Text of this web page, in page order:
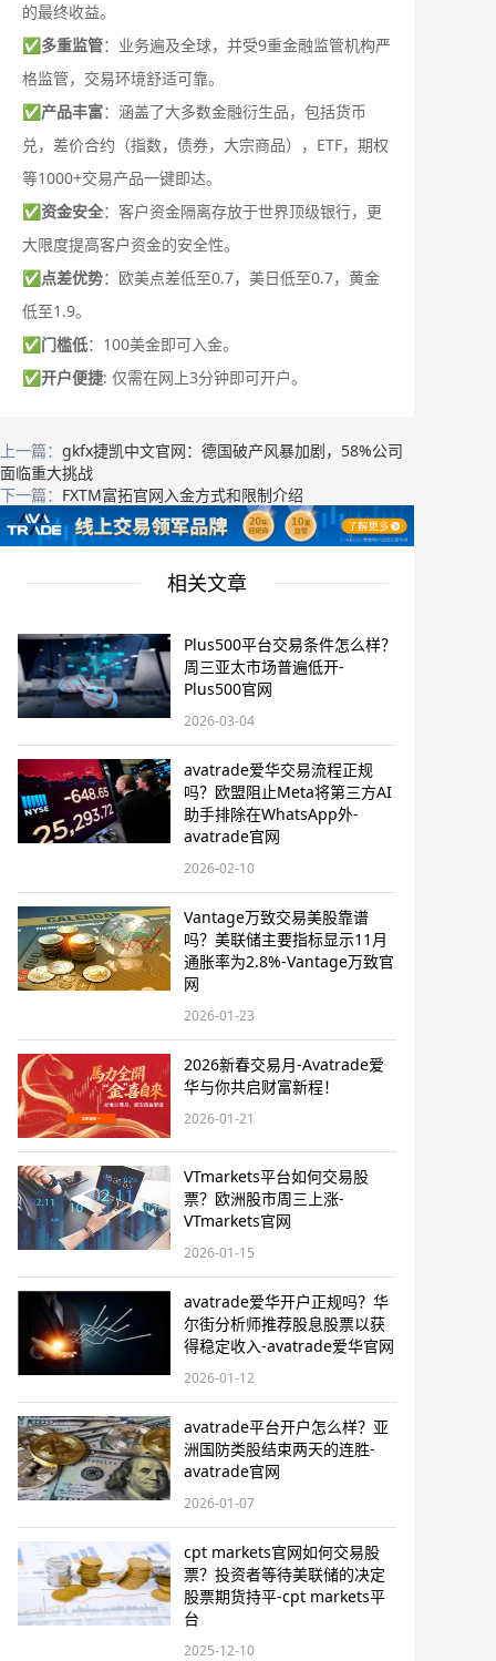
的最终收益。
✅多重监管：业务遍及全球，并受9重金融监管机构严
格监管，交易环境舒适可靠。
✅产品丰富：涵盖了大多数金融衍生品，包括货币
兑，差价合约（指数，债券，大宗商品），ETF，期权
等1000+交易产品一键即达。
✅资金安全：客户资金隔离存放于世界顶级银行，更
大限度提高客户资金的安全性。
✅点差优势：欧美点差低至0.7，美日低至0.7，黄金
低至1.9。
✅门槛低：100美金即可入金。
✅开户便捷: 仅需在网上3分钟即可开户。
上一篇： gkfx捷凯中文官网：德国破产风暴加剧，58%公司
面临重大挑战
下一篇： FXTM富拓官网入金方式和限制介绍
相关文章
Plus500平台交易条件怎么样？
周三亚太市场普遍低开-
Plus500官网
2026-03-04
avatrade爱华交易流程正规
吗？欧盟阻止Meta将第三方AI
助手排除在WhatsApp外-
avatrade官网
2026-02-10
Vantage万致交易美股靠谱
吗？美联储主要指标显示11月
通胀率为2.8%-Vantage万致官
网
2026-01-23
2026新春交易月-Avatrade爱
华与你共启财富新程！
2026-01-21
VTmarkets平台如何交易股
票？欧洲股市周三上涨-
VTmarkets官网
2026-01-15
avatrade爱华开户正规吗？华
尔街分析师推荐股息股票以获
得稳定收入-avatrade爱华官网
2026-01-12
avatrade平台开户怎么样？亚
洲国防类股结束两天的连胜-
avatrade官网
2026-01-07
cpt markets官网如何交易股
票？投资者等待美联储的决定
股票期货持平-cpt markets平
台
2025-12-10